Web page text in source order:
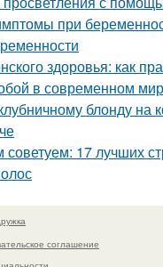
при
здоровья: как
в современном
блонду на
советуем: 17 лучших
соглашение